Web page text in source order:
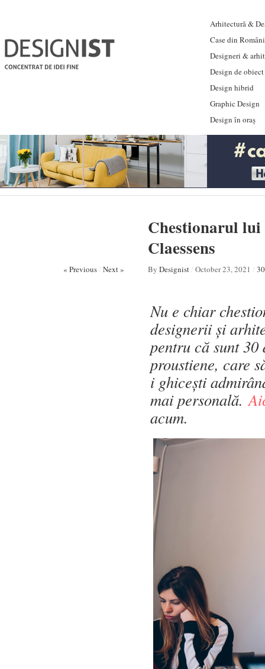
Arhitectură &
Case din
Designeri &
Design de obiect
Design hibrid
Graphic Design
Design în oraș
Chestionarul lui
Claessens
« Previous/ Next » By Designist/ October 23, 2021 /
Nu e chiar
designerii și
pentru că sunt
proustiene, care
i ghicești
mai personală.
acum.